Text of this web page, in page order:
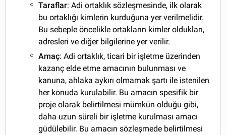
Taraflar: Adi ortaklık sözleşmesinde, ilk olarak
bu ortaklığı kimlerin kurduğuna yer verilmelidir.
Bu sebeple öncelikle ortakların kimler oldukları,
adresleri ve diğer bilgilerine yer verilir.
Amaç: Adi ortaklık, ticari bir işletme üzerinden
kazanç elde etme amacının bulunması ve
kanuna, ahlaka aykırı olmamak şartı ile istenilen
her konuda kurulabilir. Bu amacın spesifik bir
proje olarak belirtilmesi mümkün olduğu gibi,
daha uzun süreli bir işletme kurulması amacı
güdülebilir. Bu amacın sözleşmede belirtilmesi